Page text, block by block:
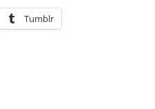
Tumblr